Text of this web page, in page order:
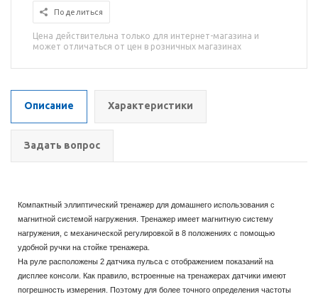
Поделиться
Цена действительна только для интернет-магазина и
может отличаться от цен в розничных магазинах
Описание Характеристики
Задать вопрос
Компактный эллиптический тренажер для домашнего использования с
магнитной системой нагружения. Тренажер имеет магнитную систему
нагружения, с механической регулировкой в 8 положениях с помощью
удобной ручки на стойке тренажера.
На руле расположены 2 датчика пульса с отображением показаний на
дисплее консоли. Как правило, встроенные на тренажерах датчики имеют
погрешность измерения. Поэтому для более точного определения частоты